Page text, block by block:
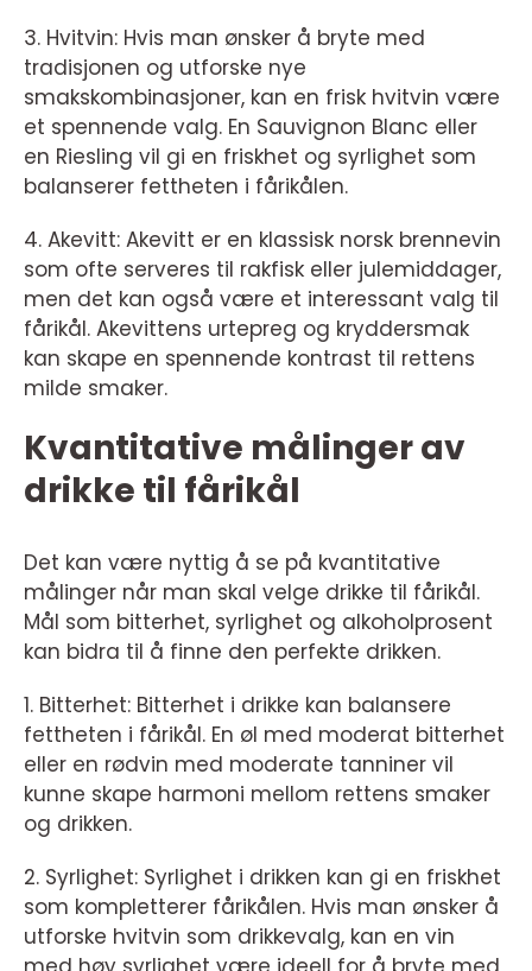
3. Hvitvin: Hvis man ønsker å bryte med
tradisjonen og utforske nye
smakskombinasjoner, kan en frisk hvitvin være
et spennende valg. En Sauvignon Blanc eller
en Riesling vil gi en friskhet og syrlighet som
balanserer fettheten i fårikålen.
4. Akevitt: Akevitt er en klassisk norsk brennevin
som ofte serveres til rakfisk eller julemiddager,
men det kan også være et interessant valg til
fårikål. Akevittens urtepreg og kryddersmak
kan skape en spennende kontrast til rettens
milde smaker.
Kvantitative målinger av
drikke til fårikål
Det kan være nyttig å se på kvantitative
målinger når man skal velge drikke til fårikål.
Mål som bitterhet, syrlighet og alkoholprosent
kan bidra til å finne den perfekte drikken.
1. Bitterhet: Bitterhet i drikke kan balansere
fettheten i fårikål. En øl med moderat bitterhet
eller en rødvin med moderate tanniner vil
kunne skape harmoni mellom rettens smaker
og drikken.
2. Syrlighet: Syrlighet i drikken kan gi en friskhet
som kompletterer fårikålen. Hvis man ønsker å
utforske hvitvin som drikkevalg, kan en vin